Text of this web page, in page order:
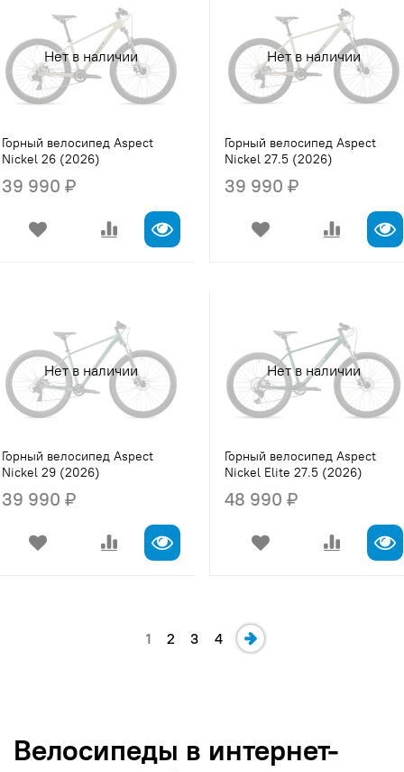
Нет в наличии
Горный велосипед Aspect
Nickel 26 (2026)
39 990 ₽
Нет в наличии
Горный велосипед Aspect
Nickel 27.5 (2026)
39 990 ₽
Нет в наличии
Горный велосипед Aspect
Nickel 29 (2026)
39 990 ₽
Нет в наличии
Горный велосипед Aspect
Nickel Elite 27.5 (2026)
48 990 ₽
1 2 3 4
Велосипеды в интернет-